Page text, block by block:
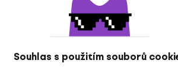
Souhlas s použitím souborů